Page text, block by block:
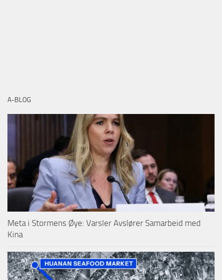
A-BLOG
Meta i Stormens Øye: Varsler Avslører Samarbeid med
Kina